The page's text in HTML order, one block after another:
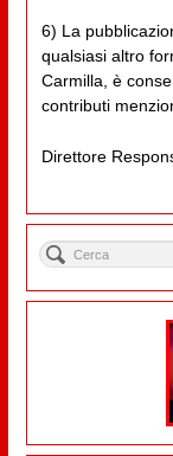
6) La
qualsiasi altro
Carmilla, è
contributi
Direttore